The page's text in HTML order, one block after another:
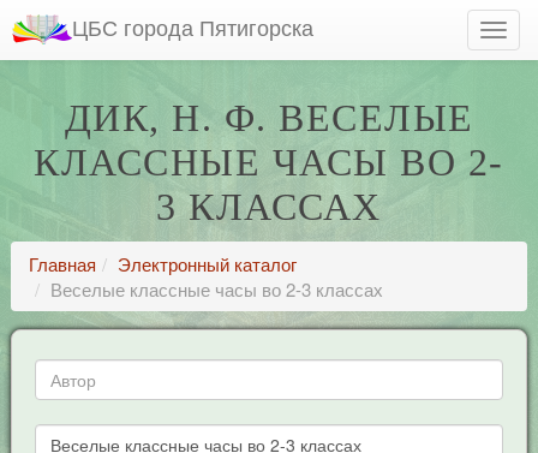
ЦБС города Пятигорска
ДИК, Н. Ф. ВЕСЕЛЫЕ
КЛАССНЫЕ ЧАСЫ ВО 2-
3 КЛАССАХ
Главная
Электронный каталог
Веселые классные часы во 2-3 классах